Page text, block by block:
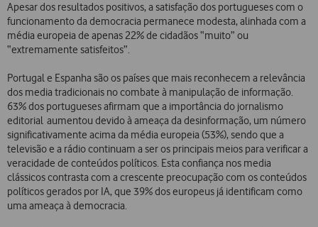
Apesar dos resultados positivos, a satisfação dos portugueses com o
funcionamento da democracia permanece modesta, alinhada com a
média europeia de apenas 22% de cidadãos “muito” ou
“extremamente satisfeitos”.
Portugal e Espanha são os países que mais reconhecem a relevância
dos media tradicionais no combate à manipulação de informação.
63% dos portugueses afirmam que a importância do jornalismo
editorial aumentou devido à ameaça da desinformação, um número
significativamente acima da média europeia (53%), sendo que a
televisão e a rádio continuam a ser os principais meios para verificar a
veracidade de conteúdos políticos. Esta confiança nos media
clássicos contrasta com a crescente preocupação com os conteúdos
políticos gerados por IA, que 39% dos europeus já identificam como
uma ameaça à democracia.